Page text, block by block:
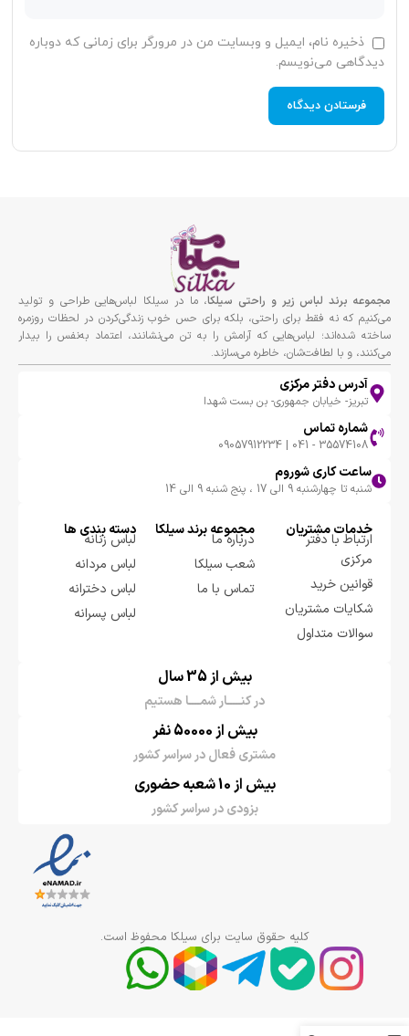
ذخیره نام، ایمیل و وبسایت من در مرورگر برای زمانی که دوباره
دیدگاهی می‌نویسم.
مجموعه برند لباس زير و راحتى سيلكا، ما در سیلکا لباس‌هایی طراحی و تولید
می‌کنیم که نه فقط برای راحتی، بلکه برای حس خوب زندگی‌کردن در لحظات روزمره
ساخته شده‌اند؛ لباس‌هایی که آرامش را به تن می‌نشانند، اعتماد به‌نفس را بیدار
می‌کنند، و با لطافت‌شان، خاطره می‌سازند.
آدرس دفتر مرکزی
تبریز- خیابان جمهوری- بن بست شهدا
شماره تماس
35574108 - 041 | 09057912234
ساعت کاری شوروم
شنبه تا چهارشنبه 9 الی 17 ، پنج شنبه 9 الی 14
خدمات مشتریان
ارتباط با دفتر
مرکزی
قوانین خرید
شکایات مشتریان
سوالات متداول
مجموعه برند سيلكا
درباره ما
شعب سیلکا
تماس با ما
دسته بندی ها
لباس زنانه
لباس مردانه
لباس دخترانه
لباس پسرانه
بیش از 35 سال
در کنـــــار شمــــا هستیم
بیش از 50000 نفر
مشتری فعال در سراسر کشور
بیش از 10 شعبه حضوری
بزودی در سراسر کشور
کلیه حقوق سایت برای سیلکا محفوظ است.